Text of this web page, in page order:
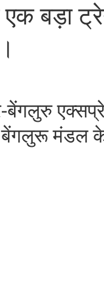
बड़ा
मंडल